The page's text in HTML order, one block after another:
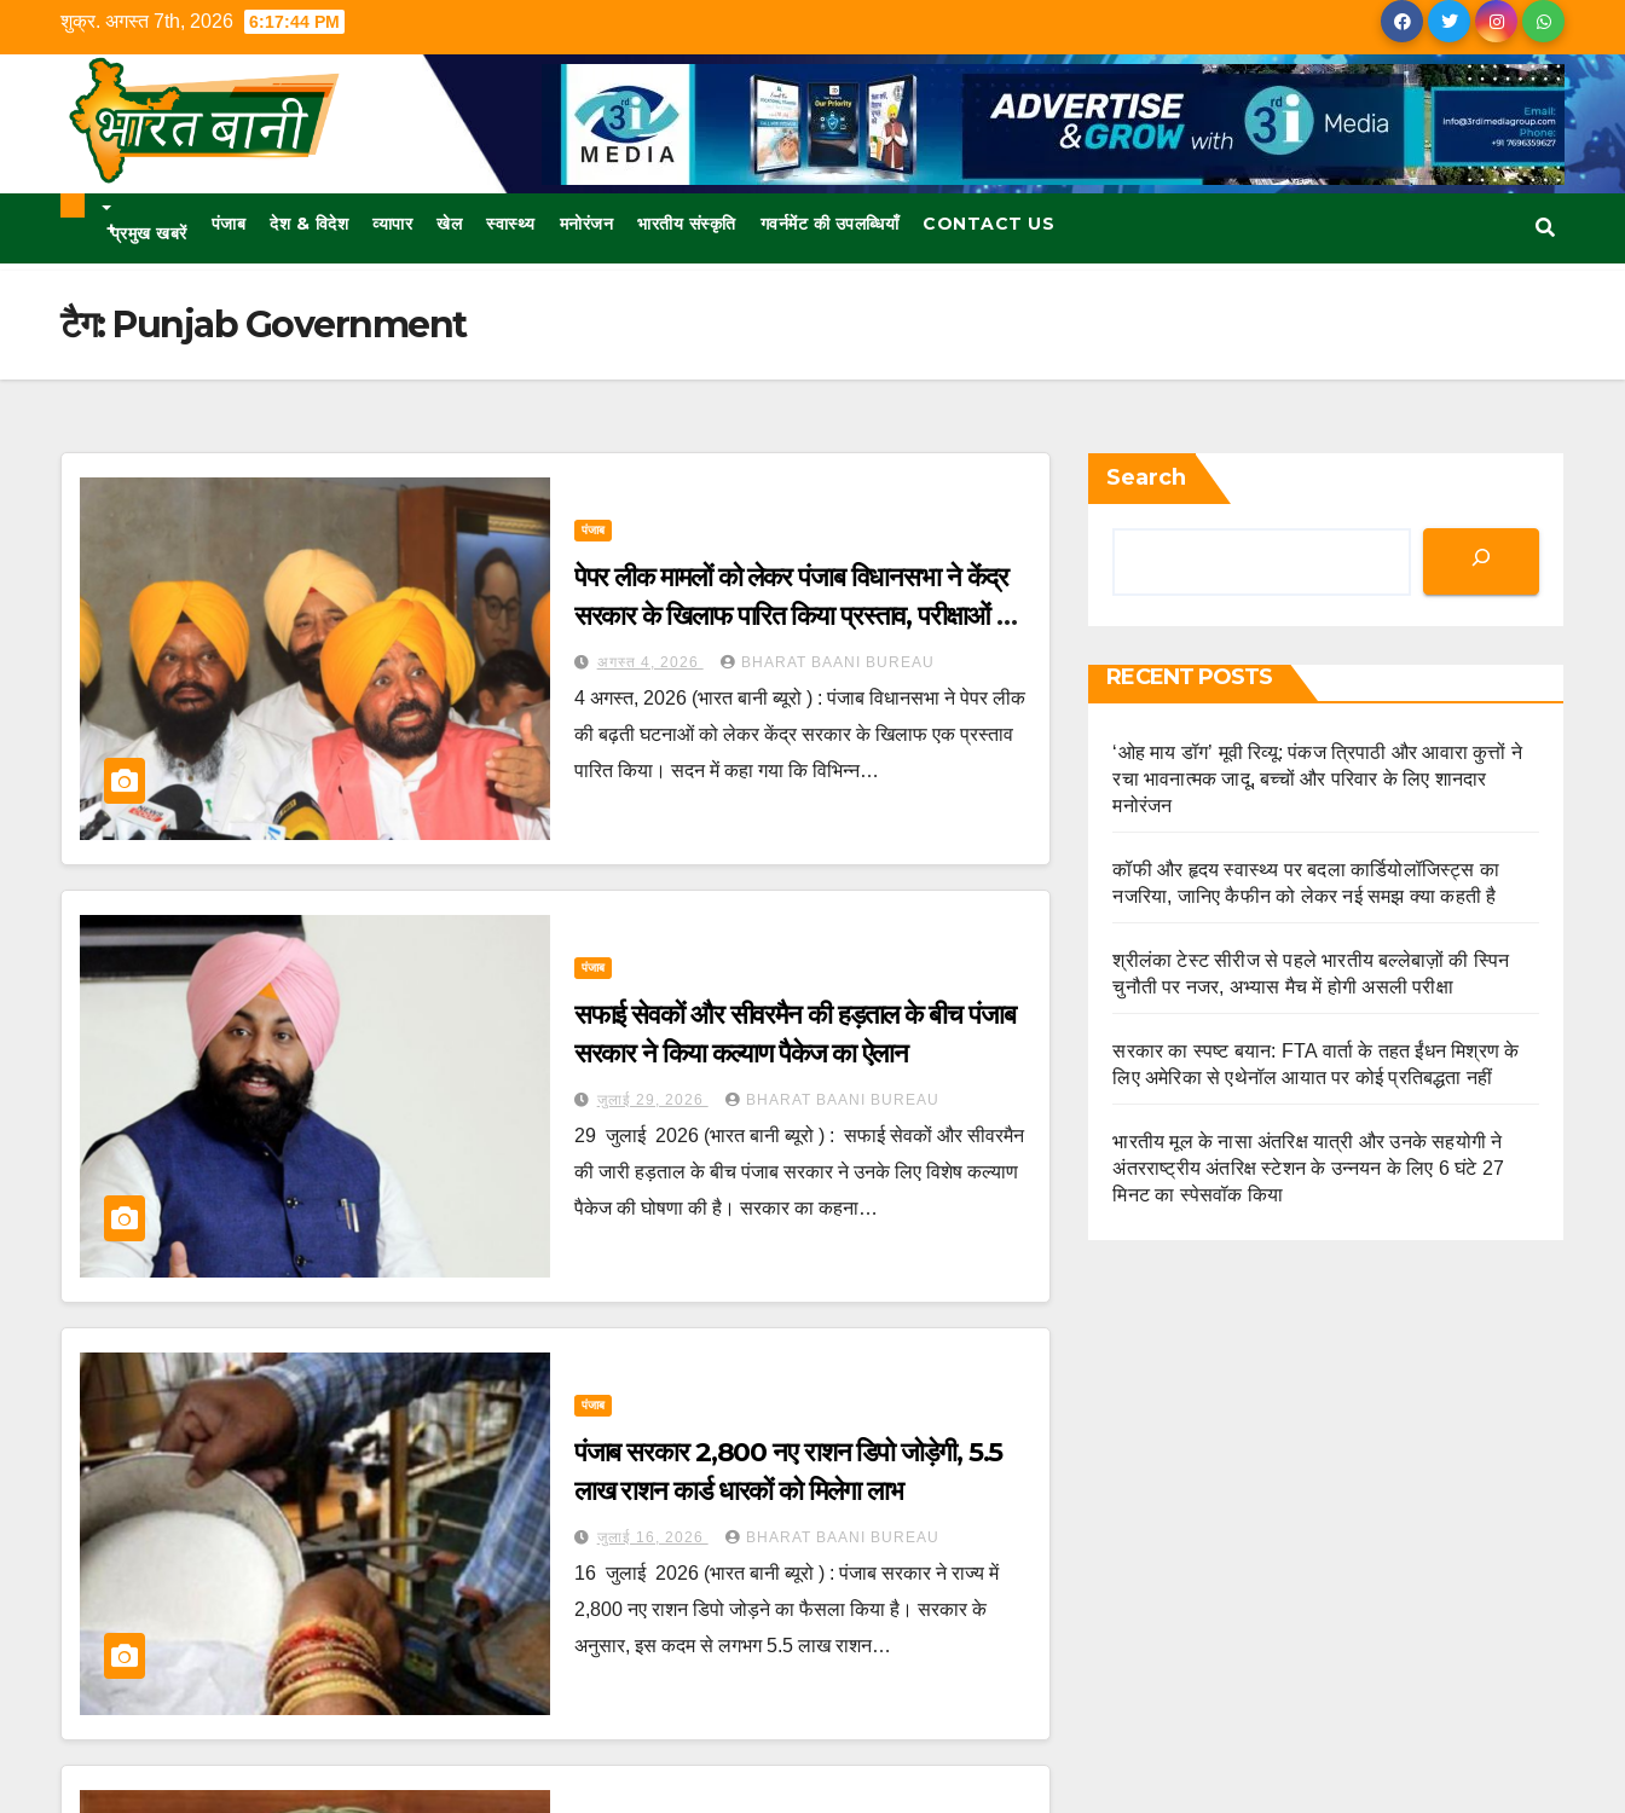
शुक्र. अगस्त 7th, 2026 6:17:45 PM
+प्रमुख खबरें पंजाब देश & विदेश व्यापार खेल स्वास्थ्य मनोरंजन भारतीय संस्कृति गवर्नमेंट की उपलब्धियाँ CONTACT US
टैग: Punjab Government
पंजाब
पेपर लीक मामलों को लेकर पंजाब विधानसभा ने केंद्र
सरकार के खिलाफ पारित किया प्रस्ताव, परीक्षाओं की
पारदर्शिता सुनिश्चित करने की मांग
अगस्त 4, 2026 BHARAT BAANI BUREAU
4 अगस्त, 2026 (भारत बानी ब्यूरो ) : पंजाब विधानसभा ने पेपर लीक
की बढ़ती घटनाओं को लेकर केंद्र सरकार के खिलाफ एक प्रस्ताव
पारित किया। सदन में कहा गया कि विभिन्न…
पंजाब
सफाई सेवकों और सीवरमैन की हड़ताल के बीच पंजाब
सरकार ने किया कल्याण पैकेज का ऐलान
जुलाई 29, 2026 BHARAT BAANI BUREAU
29 जुलाई 2026 (भारत बानी ब्यूरो ) : सफाई सेवकों और सीवरमैन
की जारी हड़ताल के बीच पंजाब सरकार ने उनके लिए विशेष कल्याण
पैकेज की घोषणा की है। सरकार का कहना…
पंजाब
पंजाब सरकार 2,800 नए राशन डिपो जोड़ेगी, 5.5
लाख राशन कार्ड धारकों को मिलेगा लाभ
जुलाई 16, 2026 BHARAT BAANI BUREAU
16 जुलाई 2026 (भारत बानी ब्यूरो ) : पंजाब सरकार ने राज्य में
2,800 नए राशन डिपो जोड़ने का फैसला किया है। सरकार के
अनुसार, इस कदम से लगभग 5.5 लाख राशन…
Search
RECENT POSTS
‘ओह माय डॉग’ मूवी रिव्यू: पंकज त्रिपाठी और आवारा कुत्तों ने
रचा भावनात्मक जादू, बच्चों और परिवार के लिए शानदार
मनोरंजन
कॉफी और हृदय स्वास्थ्य पर बदला कार्डियोलॉजिस्ट्स का
नजरिया, जानिए कैफीन को लेकर नई समझ क्या कहती है
श्रीलंका टेस्ट सीरीज से पहले भारतीय बल्लेबाज़ों की स्पिन
चुनौती पर नजर, अभ्यास मैच में होगी असली परीक्षा
सरकार का स्पष्ट बयान: FTA वार्ता के तहत ईंधन मिश्रण के
लिए अमेरिका से एथेनॉल आयात पर कोई प्रतिबद्धता नहीं
भारतीय मूल के नासा अंतरिक्ष यात्री और उनके सहयोगी ने
अंतरराष्ट्रीय अंतरिक्ष स्टेशन के उन्नयन के लिए 6 घंटे 27
मिनट का स्पेसवॉक किया